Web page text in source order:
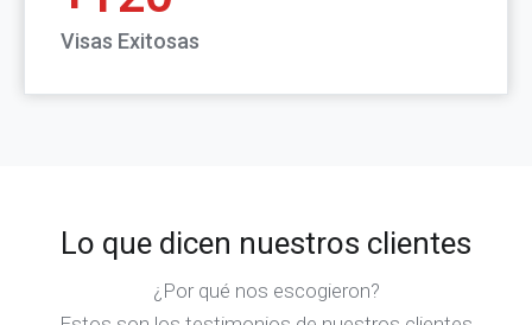
Visas Exitosas
Lo que dicen nuestros clientes
¿Por qué nos escogieron?